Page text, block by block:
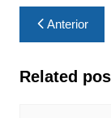
de
entradas
Anterior
Related